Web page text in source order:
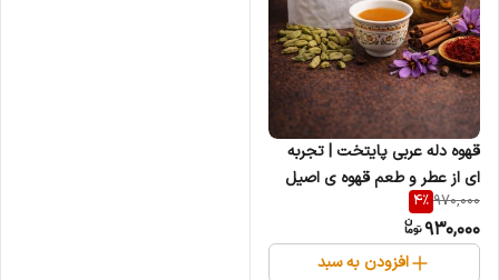
قهوه دله عربی پایتخت | تجربه
ای از عطر و طعم قهوه ی اصیل
عربی
970,000
4%
930,000
افزودن به سبد